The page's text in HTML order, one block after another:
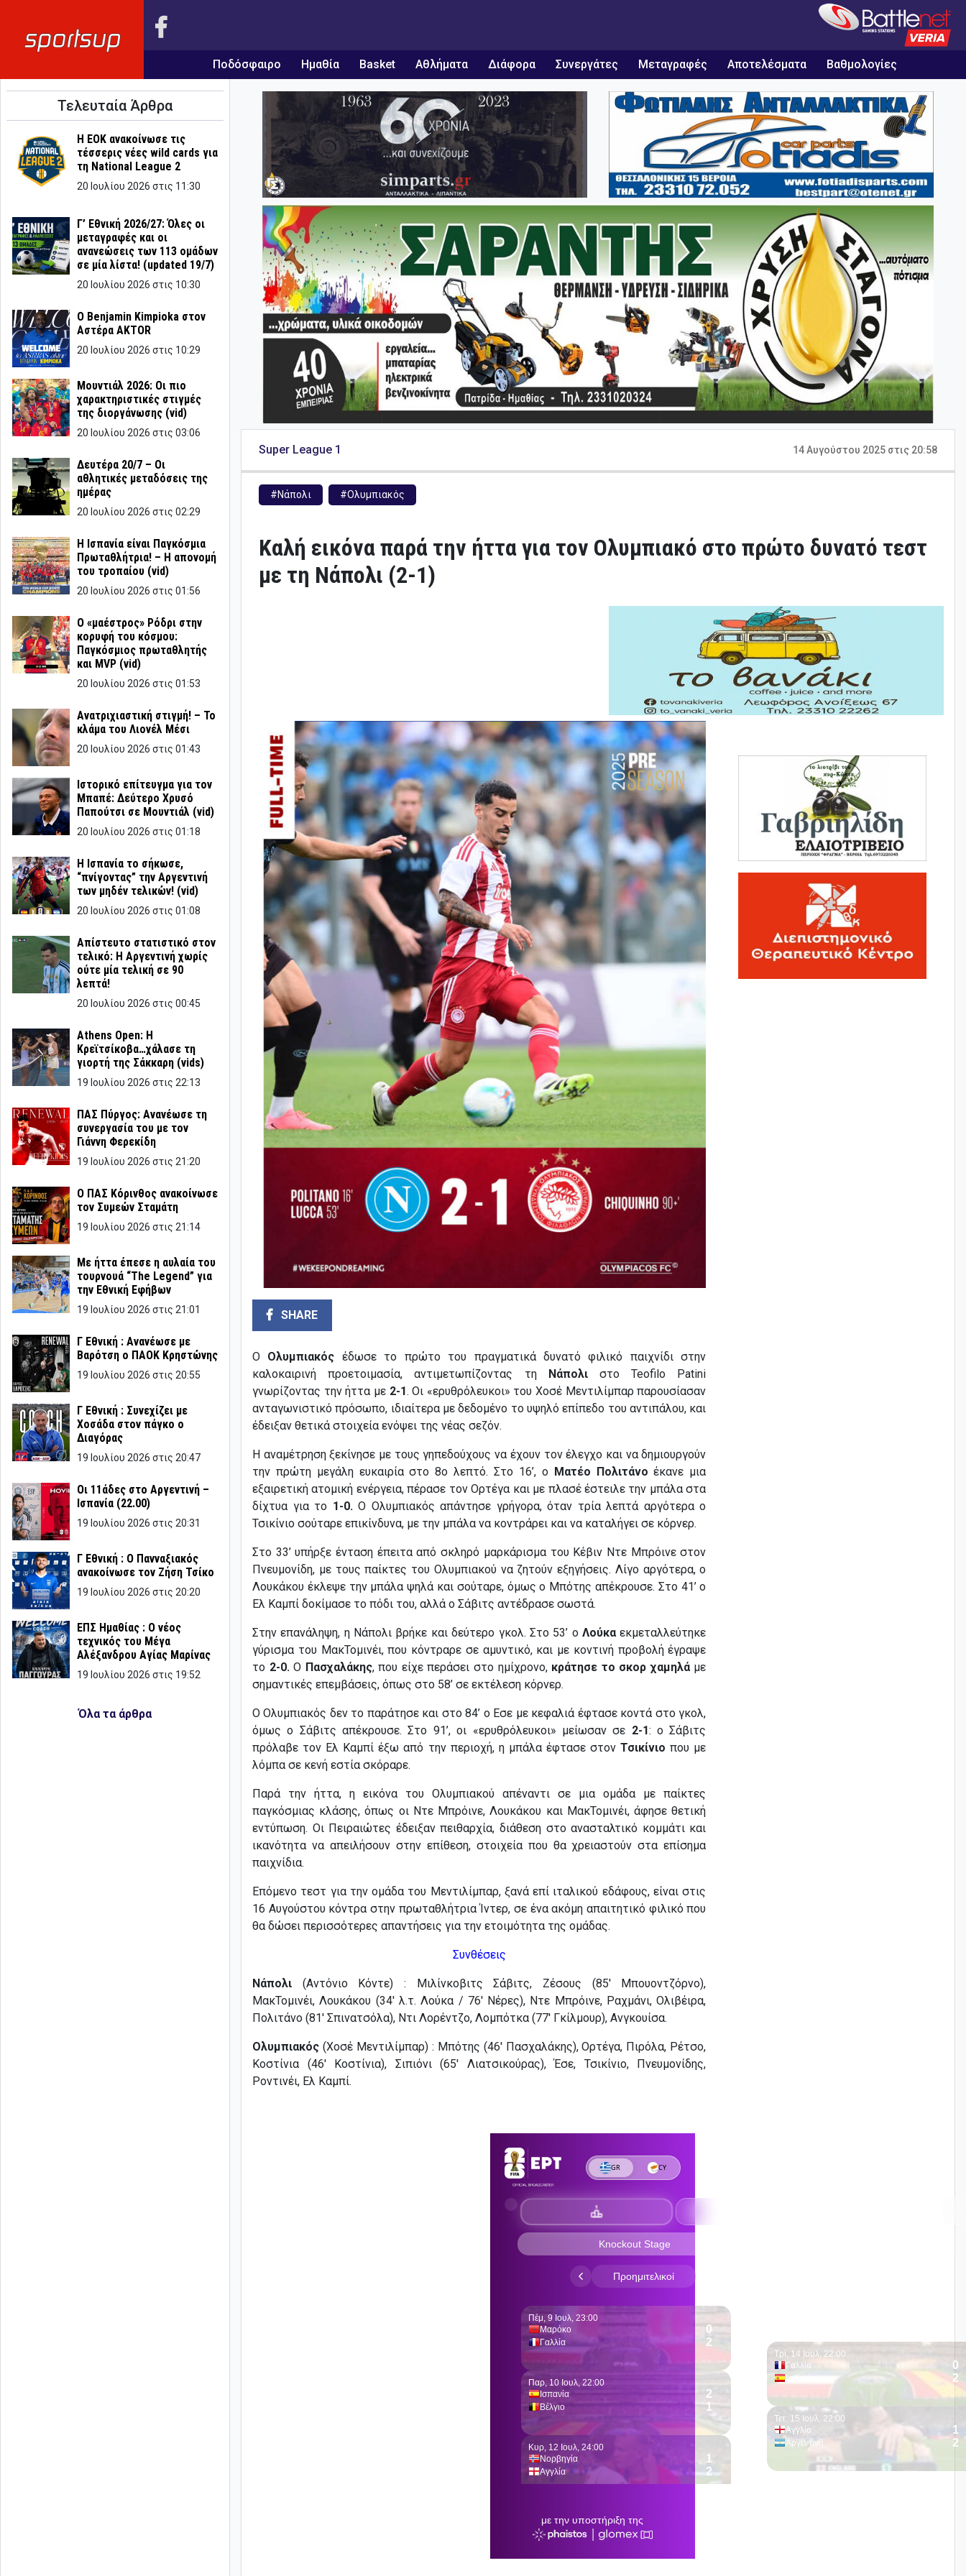
Ποδόσφαιρο Ημαθία Basket Αθλήματα Διάφορα Συνεργάτες Μεταγραφές Αποτελέσματα Βαθμολογίες
Τελευταία Άρθρα
Η ΕΟΚ ανακοίνωσε τις
τέσσερις νέες wild cards για
τη National League 2
20 Ιουλίου 2026 στις 11:30
Γ’ Εθνική 2026/27: Όλες οι
μεταγραφές και οι
ανανεώσεις των 113 ομάδων
σε μία λίστα! (updated 19/7)
20 Ιουλίου 2026 στις 10:30
Ο Benjamin Kimpioka στον
Αστέρα AKTOR
20 Ιουλίου 2026 στις 10:29
Μουντιάλ 2026: Οι πιο
χαρακτηριστικές στιγμές
της διοργάνωσης (vid)
20 Ιουλίου 2026 στις 03:06
Δευτέρα 20/7 – Οι
αθλητικές μεταδόσεις της
ημέρας
20 Ιουλίου 2026 στις 02:29
Η Ισπανία είναι Παγκόσμια
Πρωταθλήτρια! – Η απονομή
του τροπαίου (vid)
20 Ιουλίου 2026 στις 01:56
Ο «μαέστρος» Ρόδρι στην
κορυφή του κόσμου:
Παγκόσμιος πρωταθλητής
και MVP (vid)
20 Ιουλίου 2026 στις 01:53
Ανατριχιαστική στιγμή! – Το
κλάμα του Λιονέλ Μέσι
20 Ιουλίου 2026 στις 01:43
Ιστορικό επίτευγμα για τον
Μπαπέ: Δεύτερο Χρυσό
Παπούτσι σε Μουντιάλ (vid)
20 Ιουλίου 2026 στις 01:18
Η Ισπανία το σήκωσε,
“πνίγοντας” την Αργεντινή
των μηδέν τελικών! (vid)
20 Ιουλίου 2026 στις 01:08
Απίστευτο στατιστικό στον
τελικό: Η Αργεντινή χωρίς
ούτε μία τελική σε 90
λεπτά!
20 Ιουλίου 2026 στις 00:45
Athens Open: Η
Κρεϊτσίκοβα…χάλασε τη
γιορτή της Σάκκαρη (vids)
19 Ιουλίου 2026 στις 22:13
ΠΑΣ Πύργος: Ανανέωσε τη
συνεργασία του με τον
Γιάννη Φερεκίδη
19 Ιουλίου 2026 στις 21:20
Ο ΠΑΣ Κόρινθος ανακοίνωσε
τον Συμεών Σταμάτη
19 Ιουλίου 2026 στις 21:14
Με ήττα έπεσε η αυλαία του
τουρνουά “The Legend” για
την Εθνική Εφήβων
19 Ιουλίου 2026 στις 21:01
Γ Εθνική : Ανανέωσε με
Βαρότση ο ΠΑΟΚ Κρηστώνης
19 Ιουλίου 2026 στις 20:55
Γ Εθνική : Συνεχίζει με
Χοσάδα στον πάγκο ο
Διαγόρας
19 Ιουλίου 2026 στις 20:47
Οι 11άδες στο Αργεντινή –
Ισπανία (22.00)
19 Ιουλίου 2026 στις 20:31
Γ Εθνική : Ο Πανναξιακός
ανακοίνωσε τον Ζήση Τσίκο
19 Ιουλίου 2026 στις 20:20
ΕΠΣ Ημαθίας : Ο νέος
τεχνικός του Μέγα
Αλέξανδρου Αγίας Μαρίνας
19 Ιουλίου 2026 στις 19:52
Όλα τα άρθρα
Super League 1 14 Αυγούστου 2025 στις 20:58
#Νάπολι #Ολυμπιακός
Καλή εικόνα παρά την ήττα για τον Ολυμπιακό στο πρώτο δυνατό τεστ
με τη Νάπολι (2-1)
SHARE
Ο Ολυμπιακός έδωσε το πρώτο του πραγματικά δυνατό φιλικό παιχνίδι στην
καλοκαιρινή προετοιμασία, αντιμετωπίζοντας τη
Νάπολιστο Teofilo Patini
γνωρίζοντας την ήττα με 2-1. Οι «ερυθρόλευκοι» του Χοσέ Μεντιλίμπαρ παρουσίασαν
ανταγωνιστικό πρόσωπο, ιδιαίτερα με δεδομένο το υψηλό επίπεδο του αντιπάλου, και
έδειξαν θετικά στοιχεία ενόψει της νέας σεζόν.
Η αναμέτρηση ξεκίνησε με τους γηπεδούχους να έχουν τον έλεγχο και να δημιουργούν
την πρώτη μεγάλη ευκαιρία στο 8ο λεπτό. Στο 16’, ο Ματέο Πολιτάνο έκανε μια
εξαιρετική ατομική ενέργεια, πέρασε τον Ορτέγα και με πλασέ έστειλε την μπάλα στα
δίχτυα για το 1-0.Ο Ολυμπιακός απάντησε γρήγορα, όταν τρία λεπτά αργότερα ο
Τσικίνιο σούταρε επικίνδυνα, με την μπάλα να κοντράρει και να καταλήγει σε κόρνερ.
Στο 33’ υπήρξε ένταση έπειτα από σκληρό μαρκάρισμα του Κέβιν Ντε Μπρόινε στον
Πνευμονίδη, με τους παίκτες του Ολυμπιακού να ζητούν εξηγήσεις. Λίγο αργότερα, ο
Λουκάκου έκλεψε την μπάλα ψηλά και σούταρε, όμως ο Μπότης απέκρουσε. Στο 41’ ο
Ελ Καμπί δοκίμασε το πόδι του, αλλά ο Σάβιτς αντέδρασε σωστά.
Στην επανάληψη, η Νάπολι βρήκε και δεύτερο γκολ. Στο 53’ ο Λούκαεκμεταλλεύτηκε
γύρισμα του ΜακΤομινέι, που κόντραρε σε αμυντικό, και με κοντινή προβολή έγραψε
το 2-0.Ο Πασχαλάκης, που είχε περάσει στο ημίχρονο, κράτησε το σκορ χαμηλάμε
σημαντικές επεμβάσεις, όπως στο 58’ σε εκτέλεση κόρνερ.
Ο Ολυμπιακός δεν το παράτησε και στο 84’ ο Εσε με κεφαλιά έφτασε κοντά στο γκολ,
όμως ο Σάβιτς απέκρουσε. Στο 91’, οι «ερυθρόλευκοι» μείωσαν σε 2-1: ο Σάβιτς
πρόλαβε τον Ελ Καμπί έξω από την περιοχή, η μπάλα έφτασε στονΤσικίνιο που με
λόμπα σε κενή εστία σκόραρε.
Παρά την ήττα, η εικόνα του Ολυμπιακού απέναντι σε μια ομάδα με παίκτες
παγκόσμιας κλάσης, όπως οι Ντε Μπρόινε, Λουκάκου και ΜακΤομινέι, άφησε θετική
εντύπωση. Οι Πειραιώτες έδειξαν πειθαρχία, διάθεση στο ανασταλτικό κομμάτι και
ικανότητα να απειλήσουν στην επίθεση, στοιχεία που θα χρειαστούν στα επίσημα
παιχνίδια.
Επόμενο τεστ για την ομάδα του Μεντιλίμπαρ, ξανά επί ιταλικού εδάφους, είναι στις
16 Αυγούστου κόντρα στην πρωταθλήτρια Ίντερ, σε ένα ακόμη απαιτητικό φιλικό που
θα δώσει περισσότερες απαντήσεις για την ετοιμότητα της ομάδας.
Συνθέσεις
Νάπολι (Αντόνιο Κόντε) : Μιλίνκοβιτς Σάβιτς, Ζέσους (85′ Μπουοντζόρνο),
ΜακΤομινέι, Λουκάκου (34′ λ.τ. Λούκα / 76′ Νέρες), Ντε Μπρόινε, Ραχμάνι, Ολιβέιρα,
Πολιτάνο (81′ Σπινατσόλα), Ντι Λορέντζο, Λομπότκα (77′ Γκίλμουρ), Ανγκουίσα.
Ολυμπιακός (Χοσέ Μεντιλίμπαρ) : Μπότης (46′ Πασχαλάκης), Ορτέγα, Πιρόλα, Ρέτσο,
Κοστίνια (46′ Κοστίνια), Σιπιόνι (65′ Λιατσικούρας), Έσε, Τσικίνιο, Πνευμονίδης,
Ροντινέι, Ελ Καμπί.